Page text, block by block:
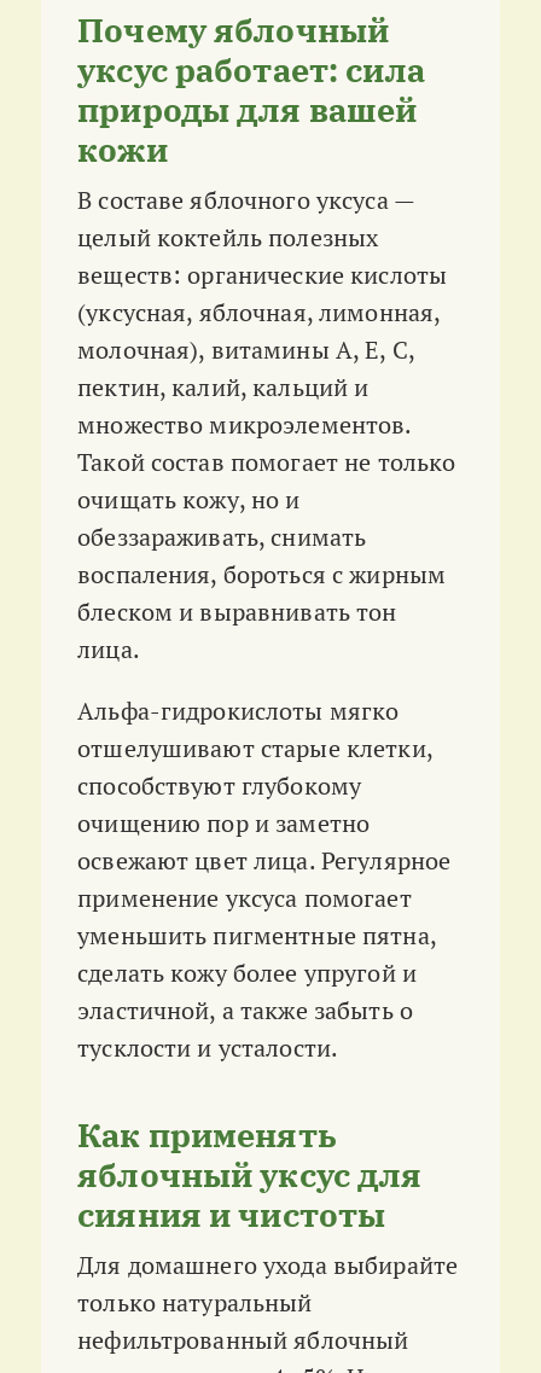
Почему яблочный
уксус работает: сила
природы для вашей
кожи
В составе яблочного уксуса —
целый коктейль полезных
веществ: органические кислоты
(уксусная, яблочная, лимонная,
молочная), витамины A, E, C,
пектин, калий, кальций и
множество микроэлементов.
Такой состав помогает не только
очищать кожу, но и
обеззараживать, снимать
воспаления, бороться с жирным
блеском и выравнивать тон
лица.
Альфа-гидрокислоты мягко
отшелушивают старые клетки,
способствуют глубокому
очищению пор и заметно
освежают цвет лица. Регулярное
применение уксуса помогает
уменьшить пигментные пятна,
сделать кожу более упругой и
эластичной, а также забыть о
тусклости и усталости.
Как применять
яблочный уксус для
сияния и чистоты
Для домашнего ухода выбирайте
только натуральный
нефильтрованный яблочный